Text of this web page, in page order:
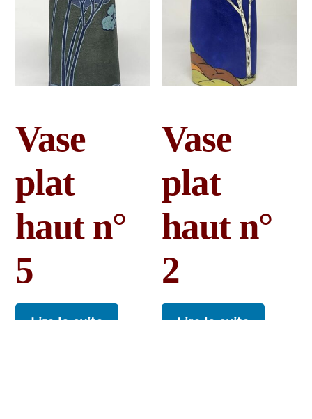
Vase
plat
haut n°
5
Lire la suite
Vase
plat
haut n°
2
Lire la suite